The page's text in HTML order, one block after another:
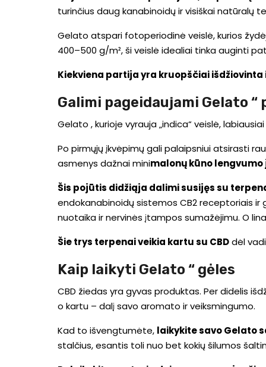
turinčius daug kanabinoidų ir visiškai natūralų
Gelato atspari fotoperiodinė veislė, kurios
400–500 g/m², ši veislė idealiai tinka auginti
Kiekviena partija yra kruopščiai
Galimi pageidaujami Gelato “
Gelato , kurioje vyrauja „indica“ veislė,
Po pirmųjų įkvėpimų gali palaipsniui atsirasti
asmenys dažnai minimalonų kūno
Šis pojūtis didžiąja dalimi susijęs su
endokanabinoidų sistemos CB2 receptoriais ir
nuotaika ir nervinės įtampos sumažėjimu. O
Šie trys terpenai veikia kartu su CBDdėl
Kaip laikyti Gelato “ gėles
CBD žiedas yra gyvas produktas. Per didelis
o kartu – dalį savo aromato ir veiksmingumo.
Kad to išvengtumėte, laikykite savo Gelato
stalčius, esantis toli nuo bet kokių šilumos